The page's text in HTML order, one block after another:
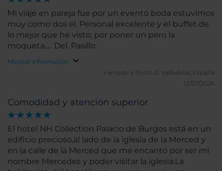
Mi viaje en pareja fue por un evento boda estuvimos
muy como dos el. Personal excelente y el buffet de
lo mejor que he visto, por poner un pero la
moqueta..... Del. Pasillo
Mostrar información
Fernado y Rocio G. Valladolid, España
13/07/2026
Comodidad y atención superior
El hotel NH Collection Palacio de Burgos está en un
edificio precioso,al lado de la iglesia de la Merced y
en la calle de la Merced que me encantó por ser mi
nombre Mercedes y poder visitar la iglesia.La